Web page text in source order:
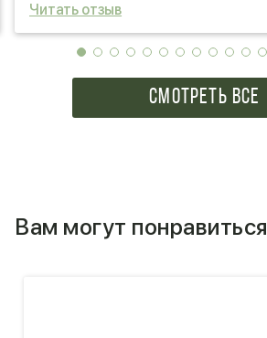
Читать отзыв
СМОТРЕТЬ ВСЕ
Вам могут понравиться